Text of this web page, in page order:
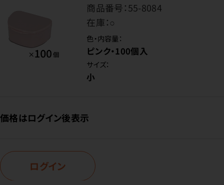
商品番号：55-8084
在庫：○
色・内容量：
ピンク・100個入
サイズ：
小
価格はログイン後表示
ログイン